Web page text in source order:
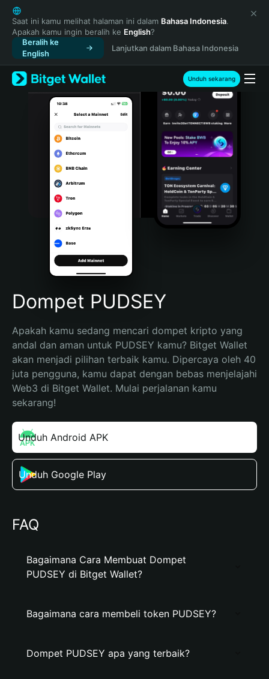
English
日本語
Tiếng Việt
Русский
Español (Latinoamérica)
Türkçe
Italiano
Português (Portugal)
Bahasa Indonesia
Português (Brasil)
Español (Argentina)
Saat ini kamu melihat halaman ini dalam Bahasa Indonesia.
Apakah kamu ingin beralih ke English?
Beralih ke
English
Lanjutkan dalam Bahasa Indonesia
Unduh sekarang
Dompet PUDSEY
Apakah kamu sedang mencari dompet kripto yang
andal dan aman untuk PUDSEY kamu? Bitget Wallet
akan menjadi pilihan terbaik kamu. Dipercaya oleh 40
juta pengguna, kamu dapat dengan bebas menjelajahi
Web3 di Bitget Wallet. Mulai perjalanan kamu
sekarang!
Unduh Android APK
Unduh Google Play
FAQ
Bagaimana Cara Membuat Dompet
PUDSEY di Bitget Wallet?
Bagaimana cara membeli token PUDSEY?
Dompet PUDSEY apa yang terbaik?